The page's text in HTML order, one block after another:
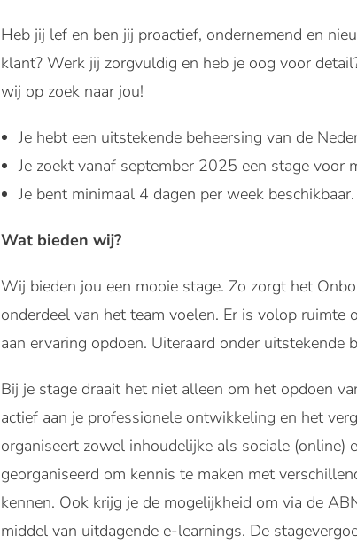
Heb jij lef en ben jij proactief, ondernemend en
klant? Werk jij zorgvuldig en heb je oog voor
wij op zoek naar jou!
Je hebt een uitstekende beheersing van de
Je zoekt vanaf september 2025 een stage voor
Je bent minimaal 4 dagen per week beschikbaar.
Wat bieden wij?
Wij bieden jou een mooie stage. Zo zorgt het
onderdeel van het team voelen. Er is volop ruimte
aan ervaring opdoen. Uiteraard onder uitstekende
Bij je stage draait het niet alleen om het opdoen
actief aan je professionele ontwikkeling en het
organiseert zowel inhoudelijke als sociale (online)
georganiseerd om kennis te maken met
kennen. Ook krijg je de mogelijkheid om via de
middel van uitdagende e-learnings. De